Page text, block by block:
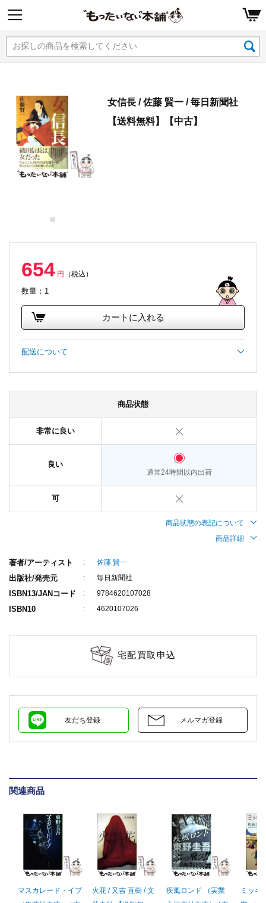
女信長 / 佐藤 賢一 / 毎日新聞社
【送料無料】【中古】
654 円 （税込）
数量：1
カートに入れる
配送について
商品状態
非常に良い
良い
通常24時間以内出荷
可
商品状態の表記について
商品詳細
著者/アーティスト 佐藤 賢一
出版社/発売元 毎日新聞社
ISBN13/JANコード 9784620107028
ISBN10 4620107026
宅配買取申込
友だち登録 メルマガ登録
関連商品
マスカレード・イブ
火花 / 又吉 直樹 / 文
疾風ロンド （実業
ミッキ